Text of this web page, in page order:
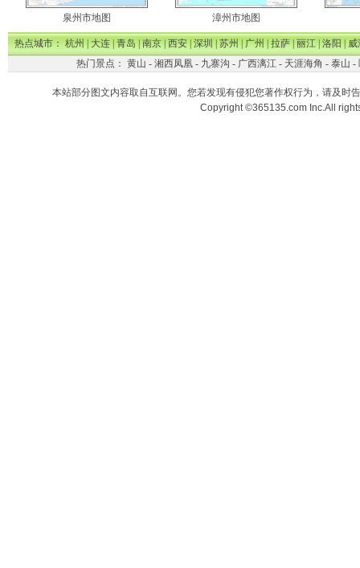
泉州市地图 漳州市地图
热点城市：杭州|大连|青岛|南京|西安|深圳|苏州|广州|拉萨|丽江|洛阳|威
热门景点： 黄山 - 湘西凤凰- 九寨沟 - 广西漓江- 天涯海角 - 泰山 -
本站部分图文内容取自互联网。您若发现有侵犯您著作权行为，请及时
Copyright ©365135.com Inc.All